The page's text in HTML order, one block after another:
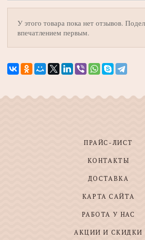
У этого товара пока нет отзывов.
впечатлением первым.
ПРАЙС-ЛИСТ
КОНТАКТЫ
ДОСТАВКА
КАРТА САЙТА
РАБОТА У НАС
АКЦИИ И СКИДКИ